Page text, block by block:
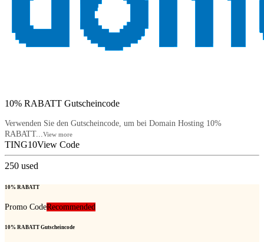
10% RABATT Gutscheincode
Verwenden Sie den Gutscheincode, um bei Domain Hosting 10%
RABATT...View more
TING10View Code
250 used
10% RABATT
Promo CodeRecommended
10% RABATT Gutscheincode